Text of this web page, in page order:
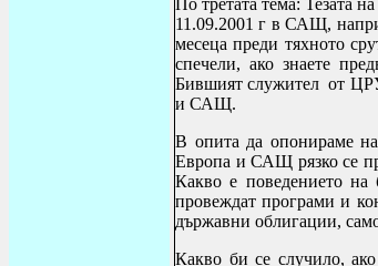
По третата тема: Тезата
11.09.2001 г в САЩ,
месеца преди тяхното
спечели, ако знаете
Бившият служител от ЦРУ
и САЩ.
В опита да опонираме на
Европа и САЩ рязко се
Какво е поведението на
провеждат програми и
държавни облигации,
Какво би се случило,